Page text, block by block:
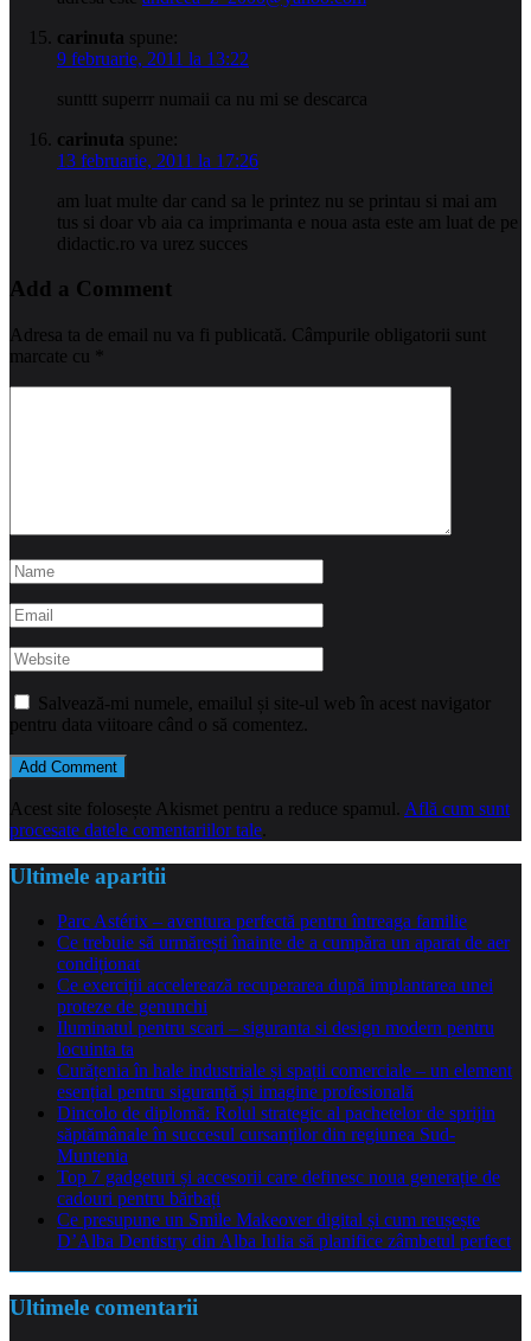
carinuta spune:
9 februarie, 2011 la 13:22
sunttt superrr numaii ca nu mi se descarca
carinuta spune:
13 februarie, 2011 la 17:26
am luat multe dar cand sa le printez nu se printau si mai am
tus si doar vb aia ca imprimanta e noua asta este am luat de pe
didactic.ro va urez succes
Add a Comment
Adresa ta de email nu va fi publicată. Câmpurile obligatorii sunt
marcate cu
Salvează-mi numele, emailul și site-ul web în acest navigator
pentru data viitoare când o să comentez.
Acest site folosește Akismet pentru a reduce spamul. Află cum sunt
procesate datele comentariilor tale
Ultimele aparitii
Parc Astérix – aventura perfectă pentru întreaga familie
Ce trebuie să urmărești înainte de a cumpăra un aparat de aer
condiționat
Ce exerciții accelerează recuperarea după implantarea unei
proteze de genunchi
Iluminatul pentru scari – siguranta si design modern pentru
locuinta ta
Curățenia în hale industriale și spații comerciale – un element
esențial pentru siguranță și imagine profesională
Dincolo de diplomă: Rolul strategic al pachetelor de sprijin
săptămânale în succesul cursanților din regiunea Sud-
Muntenia
Top 7 gadgeturi și accesorii care definesc noua generație de
cadouri pentru bărbați
Ce presupune un Smile Makeover digital și cum reușește
D’Alba Dentistry din Alba Iulia să planifice zâmbetul perfect
Ultimele comentarii